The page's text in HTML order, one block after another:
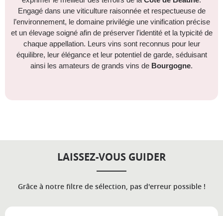
Engagé dans une viticulture raisonnée et respectueuse de
l’environnement, le domaine privilégie une vinification précise
et un élevage soigné afin de préserver l’identité et la typicité de
chaque appellation. Leurs vins sont reconnus pour leur
équilibre, leur élégance et leur potentiel de garde, séduisant
ainsi les amateurs de grands vins de Bourgogne.
LAISSEZ-VOUS GUIDER
Grâce à notre filtre de sélection, pas d'erreur possible !